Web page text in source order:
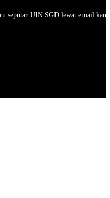
seputar UIN SGD lewat email